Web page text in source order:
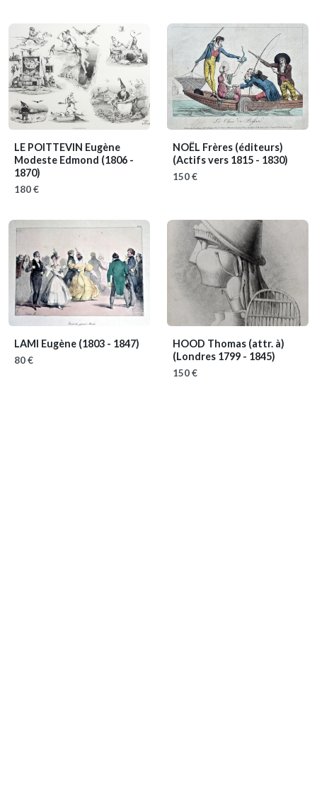
LE POITTEVIN Eugène
Modeste Edmond (1806 -
1870)
180 €
NOËL Frères (éditeurs)
(Actifs vers 1815 - 1830)
150 €
LAMI Eugène (1803 - 1847)
80 €
HOOD Thomas (attr. à)
(Londres 1799 - 1845)
150 €